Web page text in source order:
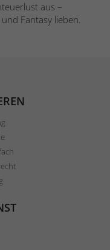
aus –
Fantasy lieben.